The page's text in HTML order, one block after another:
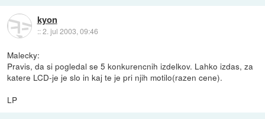
kyon
::2. jul 2003, 09:46
Malecky:
Pravis, da si pogledal se 5 konkurencnih izdelkov. Lahko izdas, za
katere LCD-je je slo in kaj te je pri njih motilo(razen cene).
LP